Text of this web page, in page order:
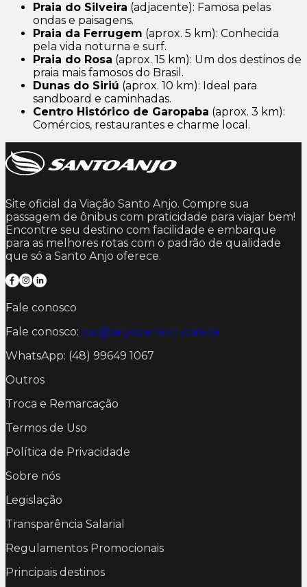
Praia do Silveira (adjacente): Famosa pelas
ondas e paisagens.
Praia da Ferrugem (aprox. 5 km): Conhecida
pela vida noturna e surf.
Praia do Rosa (aprox. 15 km): Um dos destinos de
praia mais famosos do Brasil.
Dunas do Siriú (aprox. 10 km): Ideal para
sandboard e caminhadas.
Centro Histórico de Garopaba (aprox. 3 km):
Comércios, restaurantes e charme local.
Site oficial da Viação Santo Anjo. Compre sua
passagem de ônibus com praticidade para viajar bem!
Encontre seu destino com facilidade e embarque
para as melhores rotas com o padrão de qualidade
que só a Santo Anjo oferece.
Fale conosco
Fale conosco: sac@anjoconnect.com.br
WhatsApp: (48) 99649 1067
Outros
Troca e Remarcação
Termos de Uso
Política de Privacidade
Sobre nós
Legislação
Transparência Salarial
Regulamentos Promocionais
Principais destinos